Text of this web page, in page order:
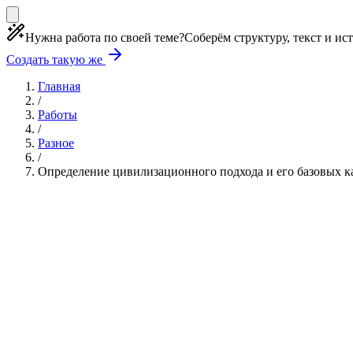
Нужна работа по своей теме?Соберём структуру, текст и
Создать такую же
Главная
/
Работы
/
Разное
/
Определение цивилизационного подхода и его базовых